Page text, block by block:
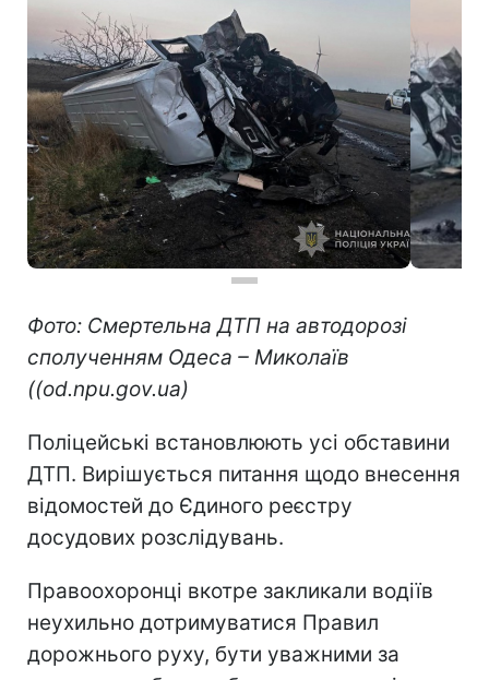
Фото: Смертельна ДТП на автодорозі
сполученням Одеса – Миколаїв
((od.npu.gov.ua)
Поліцейські встановлюють усі обставини
ДТП. Вирішується питання щодо внесення
відомостей до Єдиного реєстру
досудових розслідувань.
Правоохоронці вкотре закликали водіїв
неухильно дотримуватися Правил
дорожнього руху, бути уважними за